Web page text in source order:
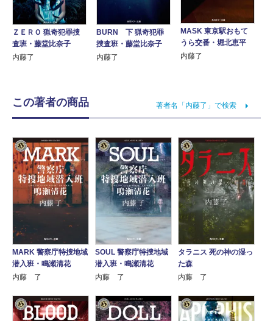
ＺＥＲＯ 猟奇犯罪捜
査班・藤堂比奈子
内藤了
BURN 下 猟奇犯罪
捜査班・藤堂比奈子
内藤了
MASK 東京駅おもて
うら交番・堀北恵平
内藤了
この著者の商品 著者名「内藤了」で検索
MARK 警察庁特捜地域
潜入班・鳴瀬清花
内藤 了
SOUL 警察庁特捜地域
潜入班・鳴瀬清花
内藤 了
タラニス 死の神の湿っ
た森
内藤 了